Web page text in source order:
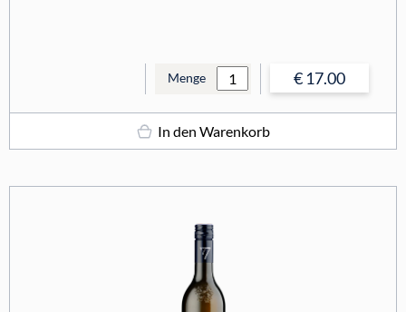
Menge € 17.00
In den Warenkorb